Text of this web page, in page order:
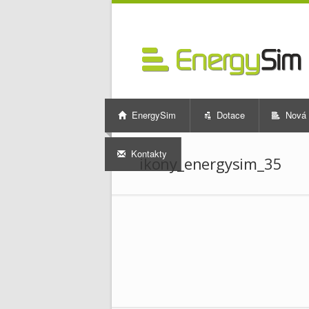
EnergySim Dotace
Kontakty
ikony_energysim_35